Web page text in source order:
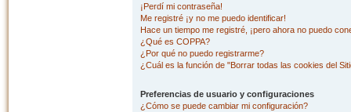
¡Perdí mi contraseña!
Me registré ¡y no me puedo identificar!
Hace un tiempo me registré, ¡pero ahora no puedo
¿Qué es COPPA?
¿Por qué no puedo registrarme?
¿Cuál es la función de "Borrar todas las cookies del
Preferencias de usuario y configuraciones
¿Cómo se puede cambiar mi configuración?